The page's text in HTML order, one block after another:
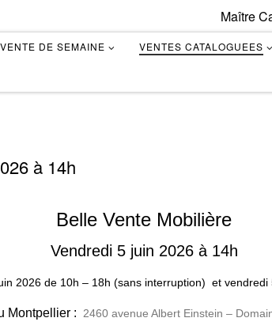
Maître
VENTE DE SEMAINE VENTES CATALOGUEES
à 14h
Belle Vente Mobilière
Vendredi 5 juin 2026 à 14h
2026de 10h – 18h (sans interruption) et vendredi
Montpellier : 2460 avenue Albert Einstein –